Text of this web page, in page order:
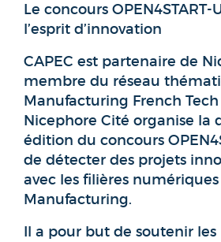
Le concours
l’esprit d’innovation
CAPEC est partenaire de
membre du réseau
Manufacturing French
Nicephore Cité organise la
édition du concours
de détecter des projets
avec les filières numériques
Manufacturing.
Il a pour but de soutenir